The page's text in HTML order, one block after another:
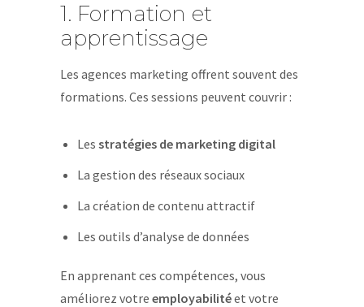
1. Formation et
apprentissage
Les agences marketing offrent souvent des
formations. Ces sessions peuvent couvrir :
Les stratégies de marketing digital
La gestion des réseaux sociaux
La création de contenu attractif
Les outils d’analyse de données
En apprenant ces compétences, vous
améliorez votre employabilitéet votre